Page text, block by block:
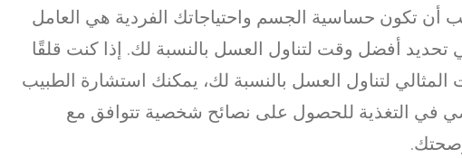
أن تكون حساسية الجسم واحتياجاتك الفردية هي العامل
تحديد أفضل وقت لتناول العسل بالنسبة لك. إذا كنت قلقًا
المثالي لتناول العسل بالنسبة لك، يمكنك استشارة الطبيب
في التغذية للحصول على نصائح شخصية تتوافق مع